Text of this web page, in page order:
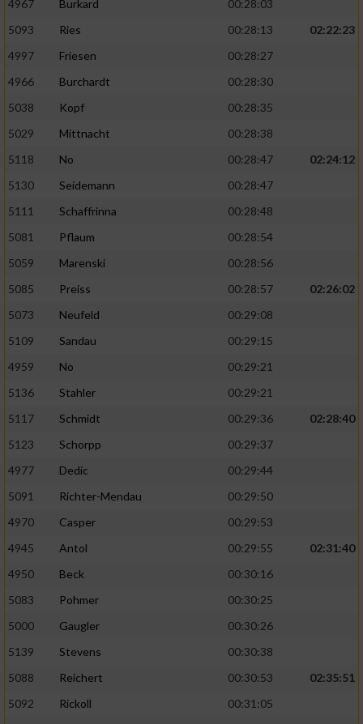
4967 Burkard
00:28:03
5093
Ries 00:28:13
02:22:23
4997
Friesen
00:28:27
4966
Burchardt
00:28:30
5038
Kopf
00:28:35
5029
Mittnacht
00:28:38
5118
No 00:28:47
02:24:12
5130
Seidemann
00:28:47
5111
Schaffrinna
00:28:48
5081
Pflaum
00:28:54
5059
Marenski
00:28:56
5085
Preiss 00:28:57
02:26:02
5073
Neufeld
00:29:08
5109
Sandau
00:29:15
4959
No
00:29:21
5136
Stahler
00:29:21
5117
Schmidt 00:29:36
02:28:40
5123
Schorpp
00:29:37
4977
Dedic
00:29:44
5091
Richter-Mendau
00:29:50
4970
Casper
00:29:53
4945
Antol 00:29:55
02:31:40
4950
Beck
00:30:16
5083
Pohmer
00:30:25
5000
Gaugler
00:30:26
5139
Stevens
00:30:38
5088
Reichert 00:30:53
02:35:51
5092
Rickoll
00:31:05